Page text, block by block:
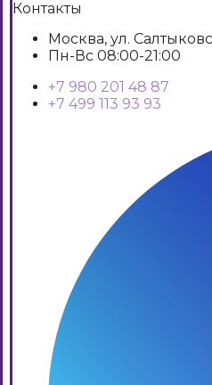
Контакты
Москва, ул.
Пн-Вс 08:00-21:00
+7 980 201 48 87
+7 499 113 93 93